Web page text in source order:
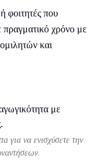
φοιτητές που
πραγματικό χρόνο με
και
για να ενισχύσετε την